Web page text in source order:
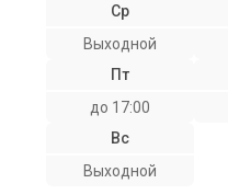
Ср
Выходной
Пт
до 17:00
Вс
Выходной